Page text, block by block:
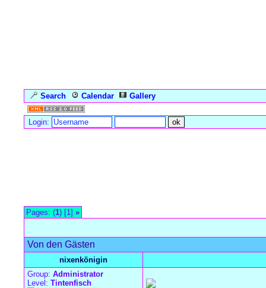
Search Calendar
Gallery
Login:
Pages: (1) [1] »
Von den Gästen
nixenkönigin
Group: Administrator
Level: Tintenfisch